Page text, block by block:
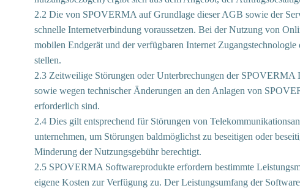
2.2 Die von SPOVERMA auf Grundlage dieser AGB sowie der
schnelle Internetverbindung voraussetzen. Bei der Nutzung von
mobilen Endgerät und der verfügbaren Internet
stellen.
2.3 Zeitweilige Störungen oder Unterbrechungen der
sowie wegen technischer Änderungen an den Anlagen von
erforderlich sind.
2.4 Dies gilt entsprechend für Störungen von
unternehmen, um Störungen baldmöglichst zu beseitigen oder
Minderung der Nutzungsgebühr berechtigt.
2.5 SPOVERMA Softwareprodukte erfordern bestimmte
eigene Kosten zur Verfügung zu. Der Leistungsumfang der